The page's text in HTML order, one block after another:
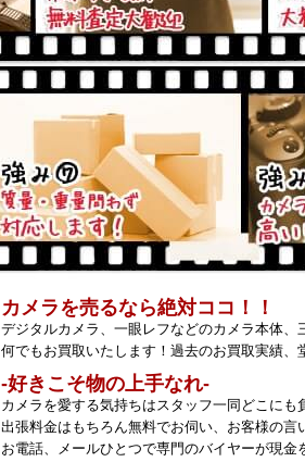
カメラを売るなら絶対ココ！！
デジタルカメラ、一眼レフなどのカメラ本体
何でもお買取いたします！過去のお買取実績、
‐好きこそ物の上手なれ‐
カメラを愛する気持ちはスタッフ一同どこにも
出張料金はもちろん無料でお伺い、お客様の言
お電話、メールひとつで専門のバイヤーが現